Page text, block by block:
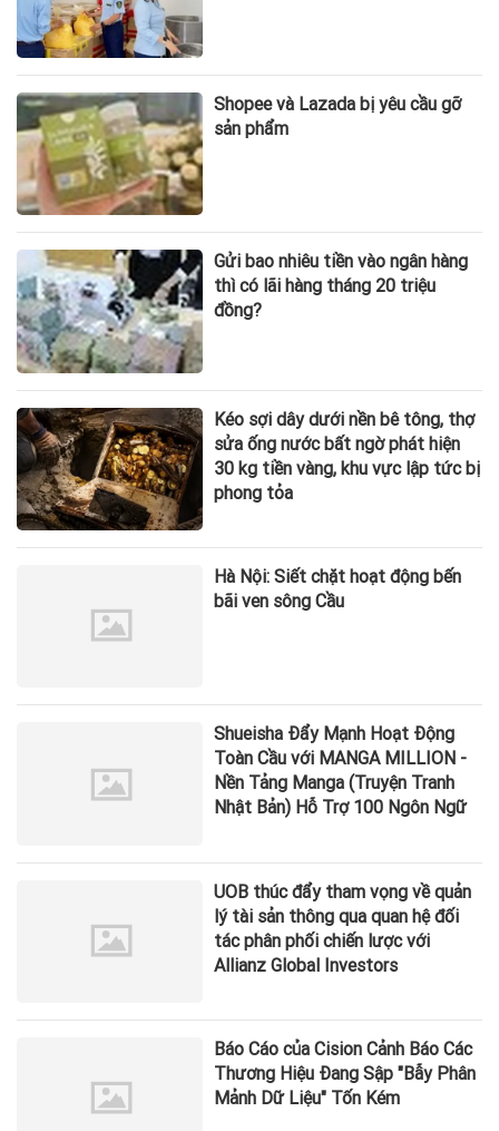
Shopee và Lazada bị yêu cầu gỡ
sản phẩm
Gửi bao nhiêu tiền vào ngân hàng
thì có lãi hàng tháng 20 triệu
đồng?
Kéo sợi dây dưới nền bê tông, thợ
sửa ống nước bất ngờ phát hiện
30 kg tiền vàng, khu vực lập tức bị
phong tỏa
Hà Nội: Siết chặt hoạt động bến
bãi ven sông Cầu
Shueisha Đẩy Mạnh Hoạt Động
Toàn Cầu với MANGA MILLION -
Nền Tảng Manga (Truyện Tranh
Nhật Bản) Hỗ Trợ 100 Ngôn Ngữ
UOB thúc đẩy tham vọng về quản
lý tài sản thông qua quan hệ đối
tác phân phối chiến lược với
Allianz Global Investors
Báo Cáo của Cision Cảnh Báo Các
Thương Hiệu Đang Sập "Bẫy Phân
Mảnh Dữ Liệu" Tốn Kém